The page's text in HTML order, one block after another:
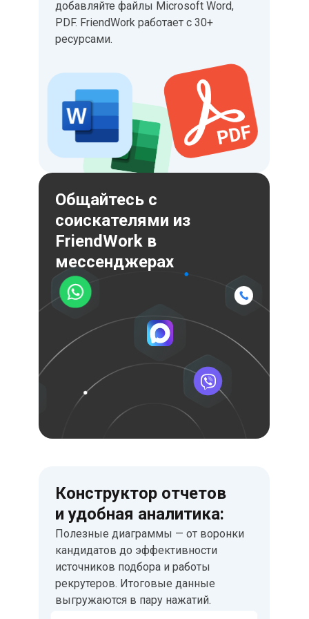
добавляйте файлы Microsoft Word,
PDF. FriendWork работает с 30+
ресурсами.
Общайтесь с
соискателями из
FriendWork в
мессенджерах
Конструктор отчетов
и удобная аналитика:
Полезные диаграммы — от воронки
кандидатов до эффективности
источников подбора и работы
рекрутеров. Итоговые данные
выгружаются в пару нажатий.